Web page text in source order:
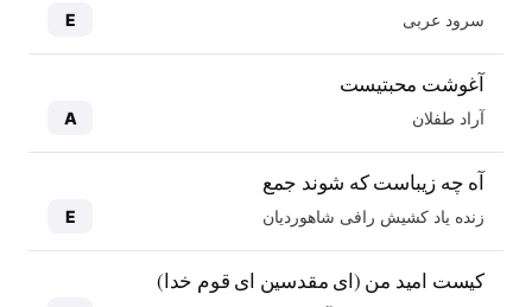
سرود عربی E
آغوشت محبتیست
آراد طفلان A
آه چه زیباست که شوند جمع
زنده یاد کشیش رافی شاهوردیان E
کیست امید من (ای مقدسین ای قوم خدا)